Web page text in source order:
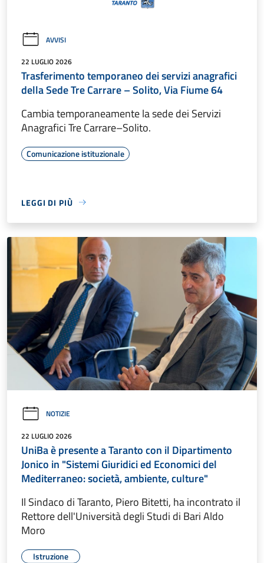
AVVISI
22 LUGLIO 2026
Trasferimento temporaneo dei servizi anagrafici
della Sede Tre Carrare – Solito, Via Fiume 64
Cambia temporaneamente la sede dei Servizi
Anagrafici Tre Carrare–Solito.
Comunicazione istituzionale
LEGGI DI PIÙ
NOTIZIE
22 LUGLIO 2026
UniBa è presente a Taranto con il Dipartimento
Jonico in "Sistemi Giuridici ed Economici del
Mediterraneo: società, ambiente, culture"
Il Sindaco di Taranto, Piero Bitetti, ha incontrato il
Rettore dell'Università degli Studi di Bari Aldo
Moro
Istruzione